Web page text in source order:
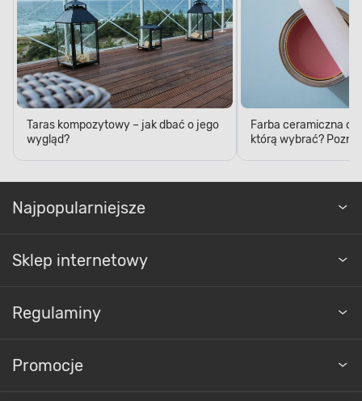
Taras kompozytowy – jak dbać o jego
wygląd?
Farba ceramiczna
którą wybrać?
Najpopularniejsze
Sklep internetowy
Regulaminy
Promocje